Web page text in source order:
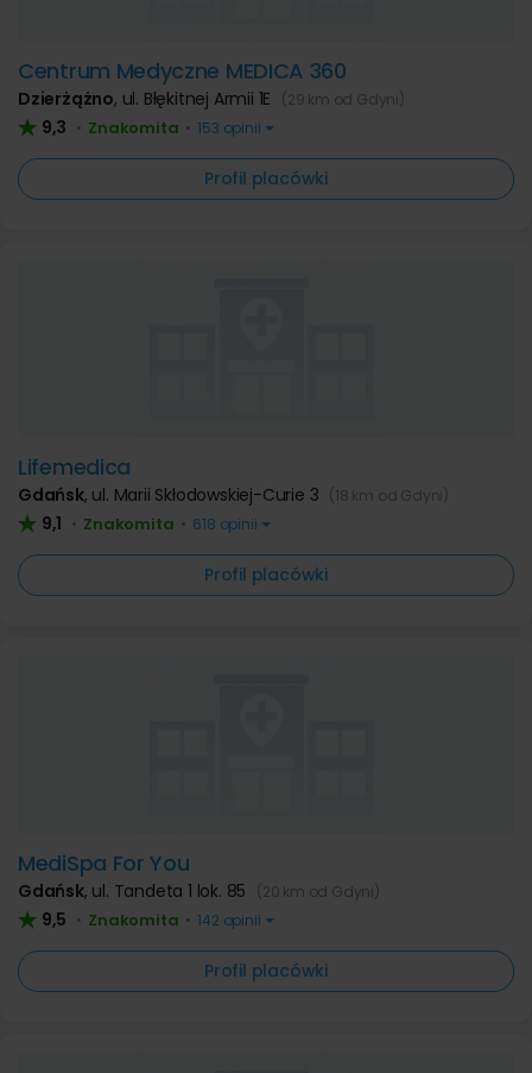
Centrum Medyczne MEDICA 360
Dzierżążno, ul. Błękitnej Armii 1E (29 km od Gdyni)
9,3 • Znakomita • 153 opinii
Profil placówki
Lifemedica
Gdańsk, ul. Marii Skłodowskiej-Curie 3 (18 km od Gdyni)
9,1 • Znakomita • 618 opinii
Profil placówki
MediSpa For You
Gdańsk, ul. Tandeta 1 lok. 85 (20 km od Gdyni)
9,5 • Znakomita • 142 opinii
Profil placówki